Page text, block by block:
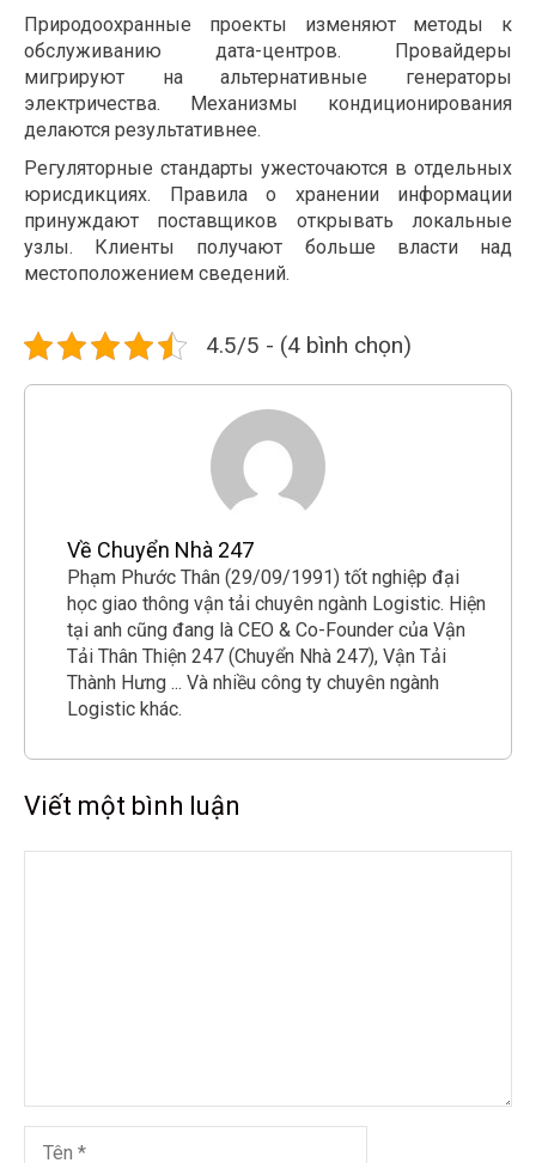
Природоохранные проекты изменяют методы к
обслуживанию дата-центров. Провайдеры
мигрируют на альтернативные генераторы
электричества. Механизмы кондиционирования
делаются результативнее.
Регуляторные стандарты ужесточаются в отдельных
юрисдикциях. Правила о хранении информации
принуждают поставщиков открывать локальные
узлы. Клиенты получают больше власти над
местоположением сведений.
4.5/5 - (4 bình chọn)
Về Chuyển Nhà 247
Phạm Phước Thân (29/09/1991) tốt nghiệp đại
học giao thông vận tải chuyên ngành Logistic. Hiện
tại anh cũng đang là CEO & Co-Founder của Vận
Tải Thân Thiện 247 (Chuyển Nhà 247), Vận Tải
Thành Hưng ... Và nhiều công ty chuyên ngành
Logistic khác.
Viết một bình luận